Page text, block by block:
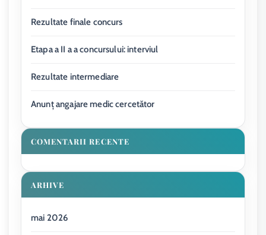
Rezultate finale concurs
Etapa a II a a concursului: interviul
Rezultate intermediare
Anunț angajare medic cercetător
COMENTARII RECENTE
ARHIVE
mai 2026